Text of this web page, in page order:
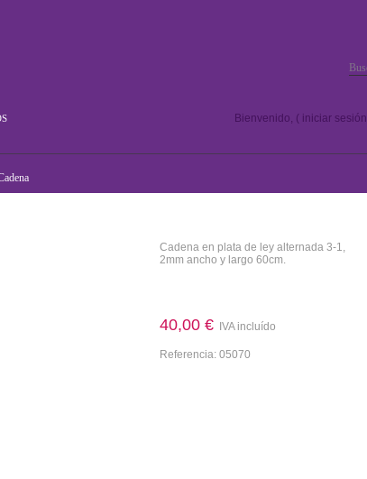
Bienvenido, ( iniciar sesión
Cadena en plata de ley alternada 3-1,
2mm ancho y largo 60cm.
40,00 € IVA incluído
Referencia: 05070